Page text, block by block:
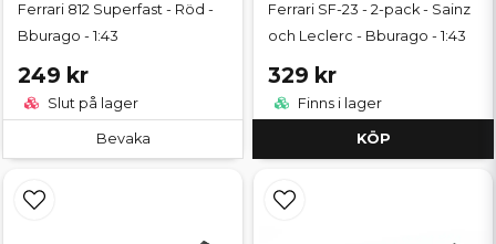
Ferrari 812 Superfast - Röd -
Bburago - 1:43
249 kr
Slut på lager
Bevaka
Ferrari SF-23 - 2-pack - Sainz
och Leclerc - Bburago - 1:43
329 kr
Finns i lager
KÖP